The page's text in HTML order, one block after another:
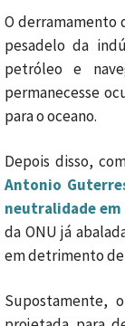
O derramamento
pesadelo da
petróleo e
permanecesse
para o oceano.
Depois disso,
Antonio
neutralidade em
da ONU já
em detrimento
Supostamente, o